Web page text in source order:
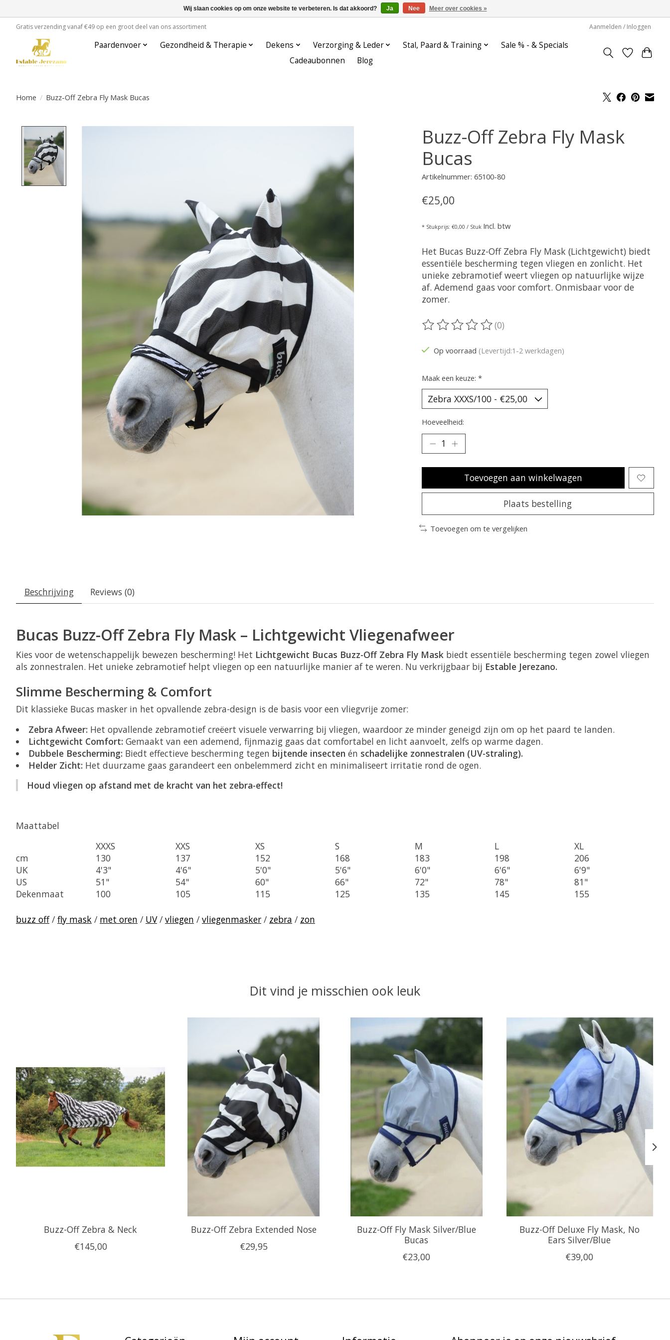
Gratis verzending vanaf €49 op een groot deel van ons assortiment Aanmelden / Inloggen
Paardenvoer Gezondheid & Therapie Dekens Verzorging & Leder Stal, Paard & Training
Sale % - & Specials
Cadeaubonnen
Blog
Home / Buzz-Off Zebra Fly Mask Bucas
Buzz-Off Zebra Fly Mask
Bucas
Artikelnummer: 65100-80
€25,00
* Stukprijs: €0,00 / Stuk Incl. btw
Het Bucas Buzz-Off Zebra Fly Mask (Lichtgewicht) biedt
essentiële bescherming tegen vliegen en zonlicht. Het
unieke zebramotief weert vliegen op natuurlijke wijze
af. Ademend gaas voor comfort. Onmisbaar voor de
zomer.
De beoordeling van dit product is
(0)
Op voorraad (Levertijd:1-2 werkdagen)
Maak een keuze: *
Hoeveelheid:
Toevoegen aan winkelwagen
Plaats bestelling
Toevoegen om te vergelijken
Beschrijving Reviews (0)
Bucas Buzz-Off Zebra Fly Mask – Lichtgewicht Vliegenafweer
Kies voor de wetenschappelijk bewezen bescherming! Het Lichtgewicht Bucas Buzz-Off Zebra Fly Mask biedt essentiële bescherming tegen zowel vliegen
als zonnestralen. Het unieke zebramotief helpt vliegen op een natuurlijke manier af te weren. Nu verkrijgbaar bij Estable Jerezano.
Slimme Bescherming & Comfort
Dit klassieke Bucas masker in het opvallende zebra-design is de basis voor een vliegvrije zomer:
Zebra Afweer: Het opvallende zebramotief creëert visuele verwarring bij vliegen, waardoor ze minder geneigd zijn om op het paard te landen.
Lichtgewicht Comfort: Gemaakt van een ademend, fijnmazig gaas dat comfortabel en licht aanvoelt, zelfs op warme dagen.
Dubbele Bescherming: Biedt effectieve bescherming tegen bijtende insecten én schadelijke zonnestralen (UV-straling).
Helder Zicht: Het duurzame gaas garandeert een onbelemmerd zicht en minimaliseert irritatie rond de ogen.
Houd vliegen op afstand met de kracht van het zebra-effect!
Maattabel
XXXS
XXS XS S M L
XL
cm
130 137 152 168 183 198
206
UK
4'3" 4'6" 5'0" 5'6" 6'0" 6'6"
6'9"
US
51" 54" 60" 66" 72" 78"
81"
Dekenmaat
100 105 115 125 135 145 155
buzz off/ fly mask / met oren / UV/ vliegen / vliegenmasker / zebra / zon
Dit vind je misschien ook leuk
Buzz-Off Zebra & Neck
€145,00
Buzz-Off Zebra Extended Nose
€29,95
Buzz-Off Fly Mask Silver/Blue
Bucas
€23,00
Buzz-Off Deluxe Fly Mask, No
Ears Silver/Blue
€39,00
Wij slaan cookies op om onze website te verbeteren. Is dat akkoord? Ja Nee Meer over cookies »